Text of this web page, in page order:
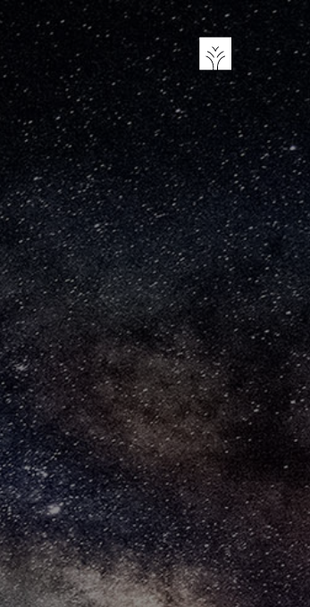
المحتوى
الرئيسي